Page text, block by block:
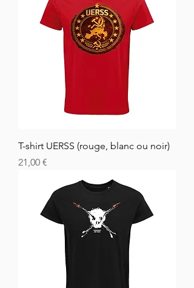
T-shirt UERSS (rouge, blanc ou noir)
Cena
21,00 €